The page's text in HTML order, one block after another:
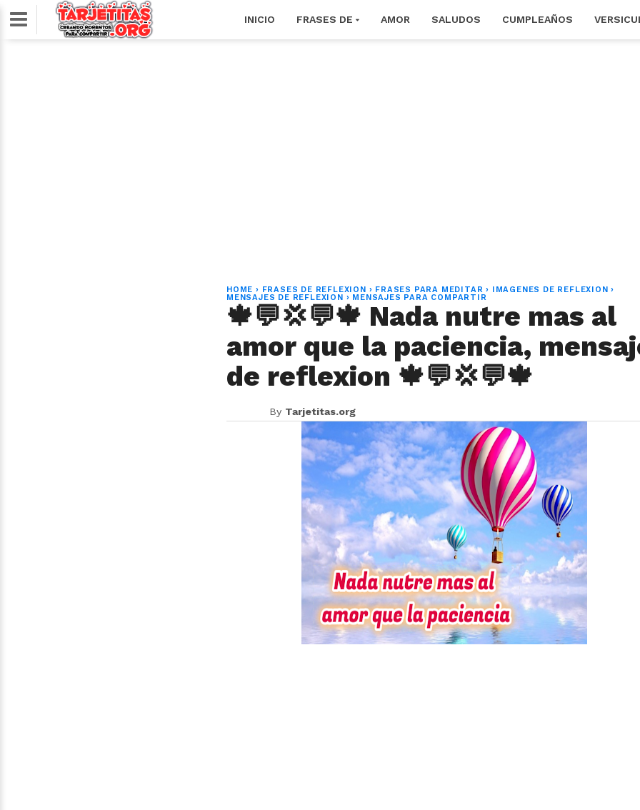
INICIO FRASES DE AMOR SALUDOS CUMPLEAÑOS
HOME › FRASES DE REFLEXION › FRASES PARA MEDITAR › IMAGENES DE REFLEXION ›
MENSAJES DE REFLEXION › MENSAJES PARA COMPARTIR
🍁💬💢💬🍁 Nada nutre mas al
amor que la paciencia,
de reflexion 🍁💬💢💬🍁
By Tarjetitas.org